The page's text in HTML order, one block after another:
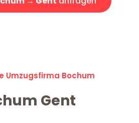
Umzugsfirma Bochum
Gent